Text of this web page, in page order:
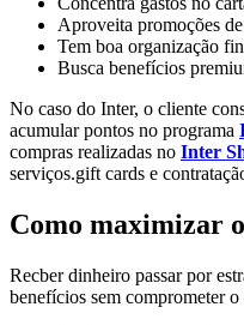
Aproveita promoções
Tem boa organização
Busca benefícios
No caso do Inter, o cliente
acumular pontos no programa
compras realizadas no Inter
serviços.gift cards e
Como maximizar
Recber dinheiro passar por
benefícios sem comprometer